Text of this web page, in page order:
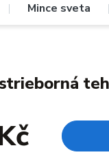
| Mince sveta |